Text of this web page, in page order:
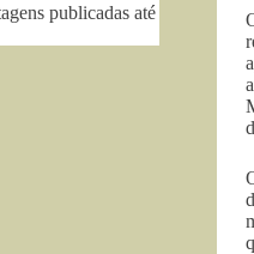
publicadas até